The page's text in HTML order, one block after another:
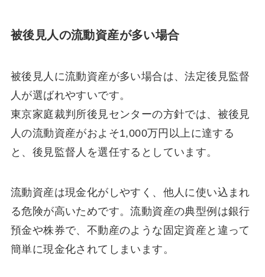
被後見人の流動資産が多い場合
被後見人に流動資産が多い場合は、法定後見監督
人が選ばれやすいです。
東京家庭裁判所後見センターの方針では、被後見
人の流動資産がおよそ1,000万円以上に達する
と、後見監督人を選任するとしています。
流動資産は現金化がしやすく、他人に使い込まれ
る危険が高いためです。流動資産の典型例は銀行
預金や株券で、不動産のような固定資産と違って
簡単に現金化されてしまいます。